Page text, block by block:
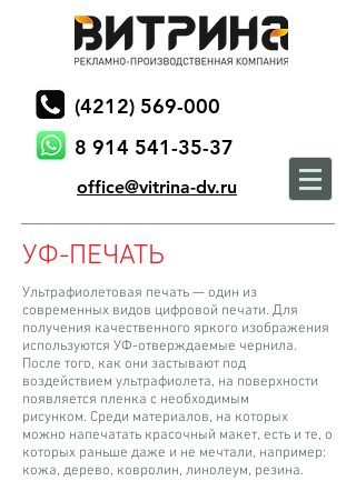
(4212) 569-000
8 914 541-35-37
office@vitrina-dv.ru
УФ-ПЕЧАТЬ
Ультрафиолетовая печать — один из
современных видов цифровой печати. Для
получения качественного яркого изображения
используются УФ-отверждаемые чернила.
После того, как они застывают под
воздействием ультрафиолета, на поверхности
появляется пленка с необходимым
рисунком. Среди материалов, на которых
можно напечатать красочный макет, есть и те, о
которых раньше даже и не мечтали, например:
кожа, дерево, ковролин, линолеум, резина.